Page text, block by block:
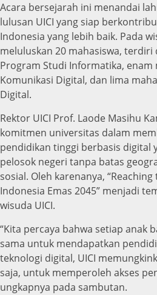
Acara bersejarah ini menandai
lulusan UICI yang siap
Indonesia yang lebih baik. Pada
meluluskan 20 mahasiswa,
Program Studi Informatika, enam
Komunikasi Digital, dan lima
Digital.
Rektor UICI Prof. Laode Masihu
komitmen universitas dalam
pendidikan tinggi berbasis digital
pelosok negeri tanpa batas
sosial. Oleh karenanya,
Indonesia Emas 2045” menjadi
wisuda UICI.
“Kita percaya bahwa setiap anak
sama untuk mendapatkan
teknologi digital, UICI
saja, untuk memperoleh akses
ungkapnya pada sambutan.